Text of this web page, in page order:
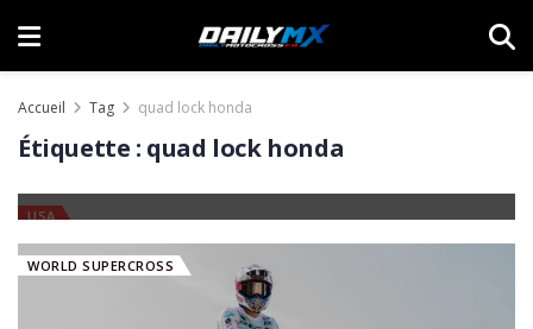
Accueil Tag quad lock honda
Étiquette : quad lock honda
USA
Cameron McAdoo et Pro Circuit Kawasaki,
c’est (bientôt) terminé !
WORLD SUPERCROSS